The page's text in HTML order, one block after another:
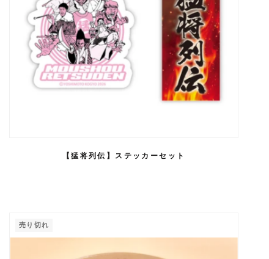
【猛将列伝】ステッカーセット
売り切れ